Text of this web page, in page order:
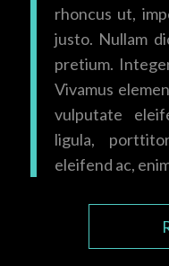
rhoncus ut,
justo. Nullam
pretium.
Vivamus
vulputate
ligula,
eleifend ac,